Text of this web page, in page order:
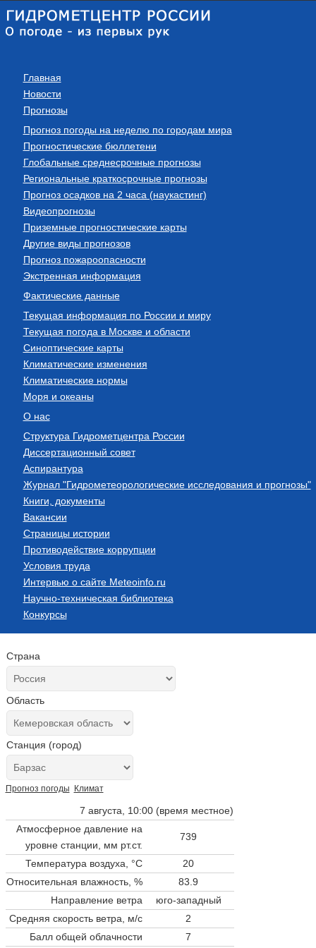
Главная
Новости
Прогнозы
Прогноз погоды на неделю по городам мира
Прогностические бюллетени
Глобальные среднесрочные прогнозы
Региональные краткосрочные прогнозы
Прогноз осадков на 2 часа (наукастинг)
Видеопрогнозы
Приземные прогностические карты
Другие виды прогнозов
Прогноз пожароопасности
Экстренная информация
Фактические данные
Текущая информация по России и миру
Текущая погода в Москве и области
Синоптические карты
Климатические изменения
Климатические нормы
Моря и океаны
О нас
Структура Гидрометцентра России
Диссертационный совет
Аспирантура
Журнал "Гидрометеорологические исследования и прогнозы"
Книги, документы
Вакансии
Страницы истории
Противодействие коррупции
Условия труда
Интервью о сайте Meteoinfo.ru
Научно-техническая библиотека
Конкурсы
Страна
Область
Станция (город)
Прогноз погоды Климат
7 августа, 10:00 (время местное)
Атмосферное давление на
уровне станции, мм рт.ст.
739
Температура воздуха, °C
20
Относительная влажность, %
83.9
Направление ветра
юго-западный
Средняя скорость ветра, м/с
2
Балл общей облачности
7